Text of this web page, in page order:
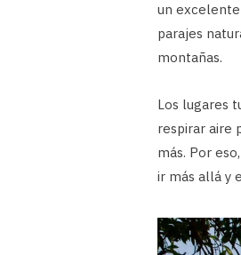
un excelente
parajes
montañas.
Los lugares
respirar aire
más. Por
ir más allá y